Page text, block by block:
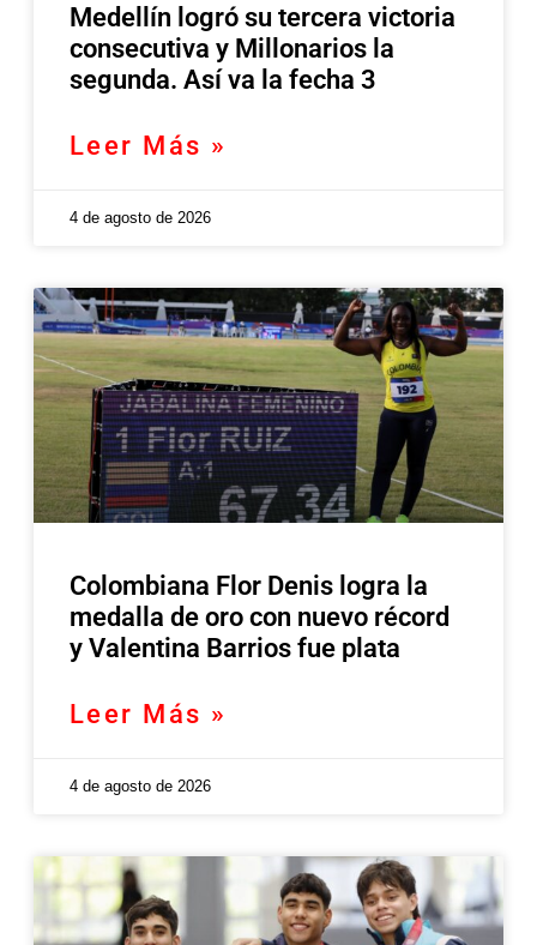
Medellín logró su tercera victoria
consecutiva y Millonarios la
segunda. Así va la fecha 3
Leer Más »
4 de agosto de 2026
Colombiana Flor Denis logra la
medalla de oro con nuevo récord
y Valentina Barrios fue plata
Leer Más »
4 de agosto de 2026